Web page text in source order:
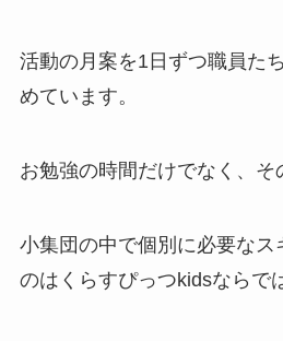
活動の月案を1日ずつ職員た
めています。
お勉強の時間だけでなく、そ
小集団の中で個別に必要なス
のはくらすぴっつkidsならで